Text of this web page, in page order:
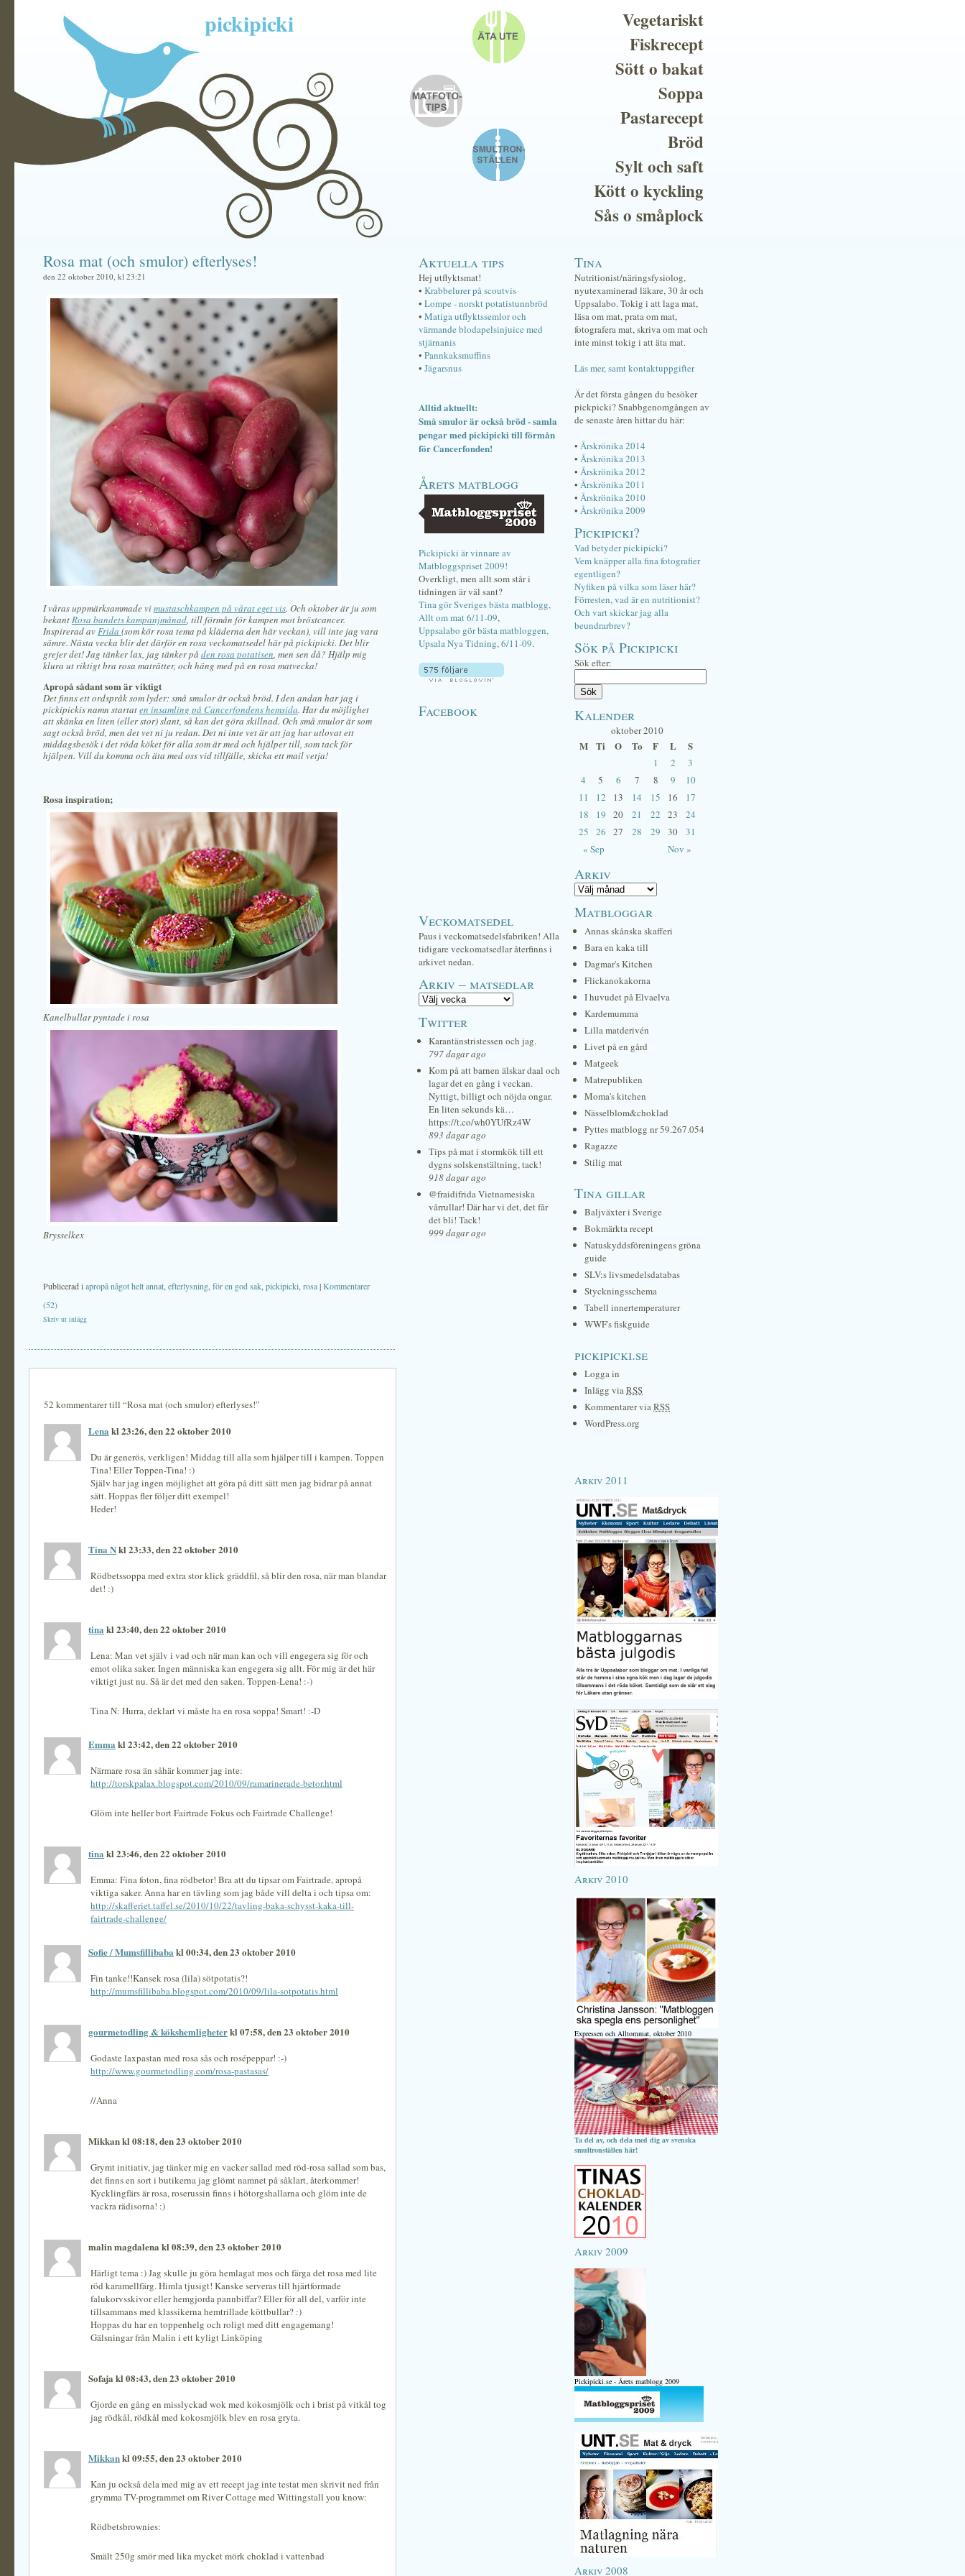
pickipicki
Vegetariskt
Fiskrecept
Sött o bakat
Soppa
Pastarecept
Bröd
Sylt och saft
Kött o kyckling
Sås o småplock
Rosa mat (och smulor) efterlyses!
den 22 oktober 2010, kl 23:21
I våras uppmärksammade vimustaschkampen på vårat eget vis. Och oktober är ju som
bekantRosa bandets kampanjmånad, till förmån för kampen mot bröstcancer.
Inspirerad avFrida (som kör rosa tema på kläderna den här veckan), vill inte jag vara
sämre. Nästa vecka blir det därför en rosa veckomatsedel här på pickipicki. Det blir
grejer det! Jag tänker lax, jag tänker på den rosa potatisen, men sen då? Hjälp mig
klura ut riktigt bra rosa maträtter, och häng med på en rosa matvecka!
Apropå sådant som är viktigt
Det finns ett ordspråk som lyder: små smulor är också bröd. I den andan har jag i
pickipickis namn startaten insamling på Cancerfondens hemsida. Har du möjlighet
att skänka en liten (eller stor) slant, så kan det göra skillnad. Och små smulor är som
sagt också bröd, men det vet ni ju redan. Det ni inte vet är att jag har utlovat ett
middagsbesök i det röda köket för alla som är med och hjälper till, som tack för
hjälpen. Vill du komma och äta med oss vid tillfälle, skicka ett mail vetja!
Rosa inspiration;
Kanelbullar pyntade i rosa
Brysselkex
Publicerad iapropå något helt annat efterlysning för en god sak pickipicki rosa|Kommentarer
(52)
Skriv ut inlägg
52 kommentarer till “Rosa mat (och smulor) efterlyses!”
Lena kl 23:26, den 22 oktober 2010
Du är generös, verkligen! Middag till alla som hjälper till i kampen. Toppen
Tina! Eller Toppen-Tina! :)
Själv har jag ingen möjlighet att göra på ditt sätt men jag bidrar på annat
sätt. Hoppas fler följer ditt exempel!
Heder!
Tina Nkl 23:33, den 22 oktober 2010
Rödbetssoppa med extra stor klick gräddfil, så blir den rosa, när man blandar
det! :)
tina kl 23:40, den 22 oktober 2010
Lena: Man vet själv i vad och när man kan och vill engegera sig för och
emot olika saker. Ingen människa kan engegera sig allt. För mig är det här
viktigt just nu. Så är det med den saken. Toppen-Lena! :-)
Tina N: Hurra, deklart vi måste ha en rosa soppa! Smart! :-D
Emma kl 23:42, den 22 oktober 2010
Närmare rosa än såhär kommer jag inte:
http://torskpalax.blogspot.com/2010/09/ramarinerade-betor.html
Glöm inte heller bort Fairtrade Fokus och Fairtrade Challenge!
tina kl 23:46, den 22 oktober 2010
Emma: Fina foton, fina rödbetor! Bra att du tipsar om Fairtrade, apropå
viktiga saker. Anna har en tävling som jag både vill delta i och tipsa om:
http://skafferiet.taffel.se/2010/10/22/tavling-baka-schysst-kaka-till-
fairtrade-challenge/
Sofie / Mumsfillibaba kl 00:34, den 23 oktober 2010
Fin tanke!!Kansek rosa (lila) sötpotatis?!
http://mumsfillibaba.blogspot.com/2010/09/lila-sotpotatis.html
gourmetodling & kökshemligheterkl 07:58, den 23 oktober 2010
Godaste laxpastan med rosa sås och rosépeppar! :-)
http://www.gourmetodling.com/rosa-pastasas/
//Anna
Mikkan kl 08:18, den 23 oktober 2010
Grymt initiativ, jag tänker mig en vacker sallad med röd-rosa sallad som bas,
det finns en sort i butikerna jag glömt namnet på såklart, återkommer!
Kycklingfärs är rosa, roserussin finns i hötorgshallarna och glöm inte de
vackra rädisorna! :)
malin magdalena kl 08:39, den 23 oktober 2010
Härligt tema :) Jag skulle ju göra hemlagat mos och färga det rosa med lite
röd karamellfärg. Himla tjusigt! Kanske serveras till hjärtformade
falukorvsskivor eller hemgjorda pannbiffar? Eller för all del, varför inte
tillsammans med klassikerna hemtrillade köttbullar? :)
Hoppas du har en toppenhelg och roligt med ditt engagemang!
Gälsningar från Malin i ett kyligt Linköping
Sofaja kl 08:43, den 23 oktober 2010
Gjorde en gång en misslyckad wok med kokosmjölk och i brist på vitkål tog
jag rödkål, rödkål med kokosmjölk blev en rosa gryta.
Mikkankl 09:55, den 23 oktober 2010
Kan ju också dela med mig av ett recept jag inte testat men skrivit ned från
grymma TV-programmet om River Cottage med Wittingstall you know:
Rödbetsbrownies:
Smält 250g smör med lika mycket mörk choklad i vattenbad
Aktuella tips
Hej utflyktsmat!
• Krabbelurer på scoutvis
• Lompe - norskt potatistunnbröd
• Matiga utflyktssemlor och
värmande blodapelsinjuice med
stjärnanis
• Pannkaksmuffins
• Jägarsnus
Alltid aktuellt:
Små smulor är också bröd - samla
pengar med pickipicki till förmån
för Cancerfonden!
Årets matblogg
Pickipicki är vinnare av
Matbloggspriset 2009!
Overkligt, men allt som står i
tidningen är väl sant?
Tina gör Sveriges bästa matblogg,
Allt om mat 6/11-09,
Uppsalabo gör bästa matbloggen,
Upsala Nya Tidning, 6/11-09.
Facebook
Veckomatsedel
Paus i veckomatsedelsfabriken! Alla
tidigare veckomatsedlar återfinns i
arkivet nedan.
Arkiv – matsedlar
Twitter
Karantänstristessen och jag.
797 dagar ago
Kom på att barnen älskar daal och
lagar det en gång i veckan.
Nyttigt, billigt och nöjda ongar.
En liten sekunds kä…
https://t.co/wh0YUfRz4W
893 dagar ago
Tips på mat i stormkök till ett
dygns solskenstältning, tack!
918 dagar ago
@fraidifrida Vietnamesiska
vårrullar! Där har vi det, det får
det bli! Tack!
999 dagar ago
Tina
Nutritionist/näringsfysiolog,
nyutexaminerad läkare, 30 år och
Uppsalabo. Tokig i att laga mat,
läsa om mat, prata om mat,
fotografera mat, skriva om mat och
inte minst tokig i att äta mat.
Läs mer, samt kontaktuppgifter
Är det första gången du besöker
pickpicki? Snabbgenomgången av
de senaste åren hittar du här:
• Årskrönika 2014
• Årskrönika 2013
• Årskrönika 2012
• Årskrönika 2011
• Årskrönika 2010
• Årskrönika 2009
Pickipicki?
Vad betyder pickipicki?
Vem knäpper alla fina fotografier
egentligen?
Nyfiken på vilka som läser här?
Förresten, vad är en nutritionist?
Och vart skickar jag alla
beundrarbrev?
Sök på Pickipicki
Sök efter:
Kalender
oktober 2010
M Ti O To F L S
« Sep Nov »
1 2
3
4
5 6 7 8 9
10
11
12 13 14 15 16
17
18
19 20 21 22 23
24
25
26 27 28 29 30 31
Arkiv
Matbloggar
Annas skånska skafferi
Bara en kaka till
Dagmar's Kitchen
Flickanokakorna
I huvudet på Elvaelva
Kardemumma
Lilla matderivén
Livet på en gård
Matgeek
Matrepubliken
Moma's kitchen
Nässelblom&choklad
Pyttes matblogg nr 59.267.054
Ragazze
Stilig mat
Tina gillar
Baljväxter i Sverige
Bokmärkta recept
Natuskyddsföreningens gröna
guide
SLV:s livsmedelsdatabas
Styckningsschema
Tabell innertemperaturer
WWF's fiskguide
pickipicki.se
Logga in
Inlägg viaRSS
Kommentarer viaRSS
WordPress.org
Arkiv 2011
Arkiv 2010
Expressen och Alltommat, oktober 2010
Ta del av, och dela med dig av svenska
smultronställen här!
Arkiv 2009
Pickipicki.se - Årets matblogg 2009
Arkiv 2008